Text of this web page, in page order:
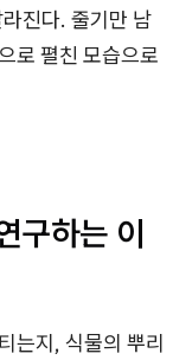
진다. 줄기만 남
로 펼친 모습으로
구하는 이
는지, 식물의 뿌리